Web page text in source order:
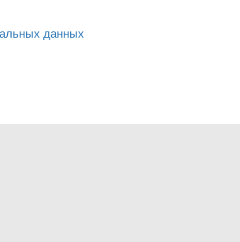
данных